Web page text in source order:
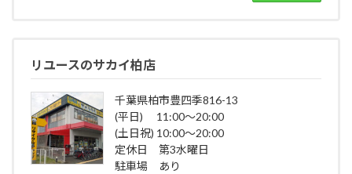
リユースのサカイ柏店
千葉県柏市豊四季816-13
(平日) 11:00～20:00
(土日祝) 10:00～20:00
定休日 第3水曜日
駐車場 あり